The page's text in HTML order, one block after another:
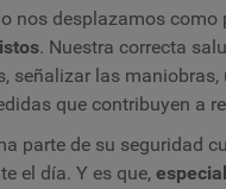
nos desplazamos como
. Nuestra correcta
señalizar las
que contribuyen a
parte de su seguridad
el día. Y es que,